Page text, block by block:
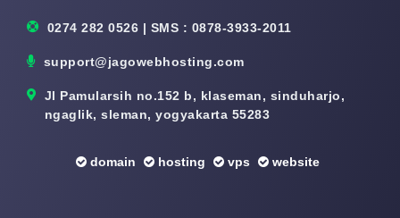
0274 282 0526 | SMS : 0878-3933-2011
support@jagowebhosting.com
Jl Pamularsih no.152 b, klaseman, sinduharjo,
ngaglik, sleman, yogyakarta 55283
domain hosting vps website